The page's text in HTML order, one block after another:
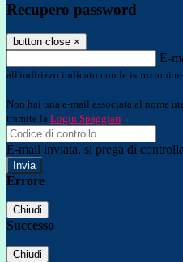
Recupero password
button close ×
E-
all'indirizzo indicato con le istruzioni
Non hai una e-mail associata al nome
tramite la Login Spaggiari
E-mail inviata, si prega di
Errore
Chiudi
Successo
Chiudi